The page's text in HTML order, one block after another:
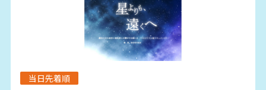
当日先着順